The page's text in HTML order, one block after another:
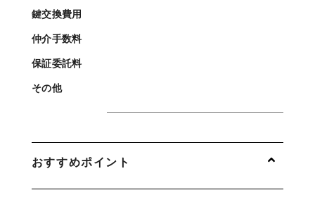
鍵交換費用
仲介手数料
保証委託料
その他
おすすめポイント